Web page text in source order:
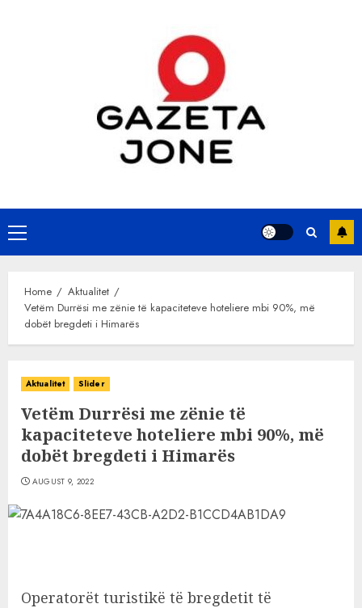
Primary
Menu
Home
Aktualitet
Vetëm Durrësi me zënie të kapaciteteve hoteliere mbi 90%, më
dobët bregdeti i Himarës
Aktualitet Slider
Vetëm Durrësi me zënie të
kapaciteteve hoteliere mbi 90%, më
dobët bregdeti i Himarës
AUGUST 9, 2022
Operatorët turistikë të bregdetit të